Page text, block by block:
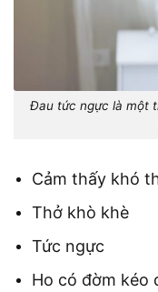
Đau tức ngực là một
Cảm thấy khó
Thở khò khè
Tức ngực
Ho có đờm kéo